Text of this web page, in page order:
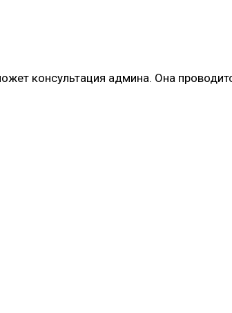
консультация админа. Она